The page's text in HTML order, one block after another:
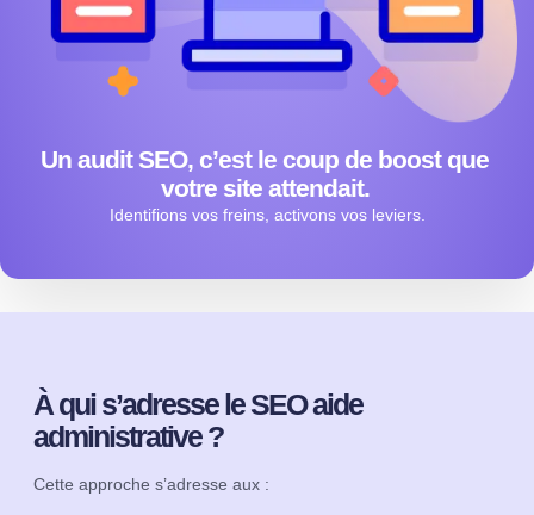
Un audit SEO, c’est le coup de boost que
votre site attendait.
Identifions vos freins, activons vos leviers.
À qui s’adresse le SEO aide
administrative ?
Cette approche s’adresse aux :